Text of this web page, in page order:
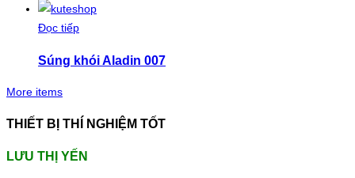
Đọc tiếp
Súng khói Aladin 007
More items
THIẾT BỊ THÍ NGHIỆM TỐT
LƯU THỊ YẾN